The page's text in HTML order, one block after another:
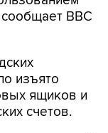
BBC
изъято
ящиков и
счетов.